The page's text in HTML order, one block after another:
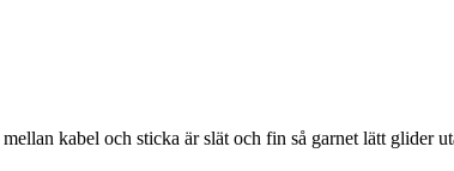
kabel och sticka är slät och fin så garnet lätt glider